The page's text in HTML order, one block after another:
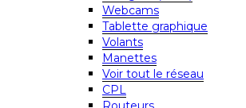
Webcams
Tablette graphique
Volants
Manettes
Voir tout le réseau
CPL